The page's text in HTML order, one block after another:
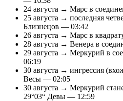
24 августа → Марс в
25 августа → последняя
Близнецов — 03:42
26 августа → Марс в
28 августа → Венера в
29 августа → Меркурий в
06:19
30 августа → ингрессия
Весы — 02:05
30 августа → Меркурий
29°03“ Девы — 12:59